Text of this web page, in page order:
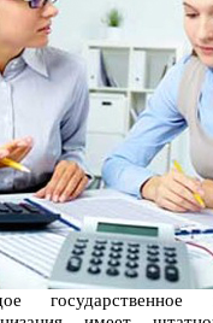
государственное